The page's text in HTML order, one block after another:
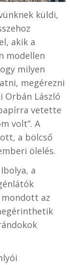
küldi,
akik a
modellen
milyen
megérezni
Orbán László
vetette
volt”. A
a bölcső
ölelés.
a
mondott az